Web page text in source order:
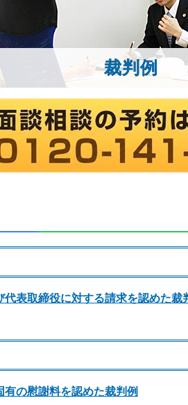
裁判例
代表取締役に対する請求を認めた裁
の慰謝料を認めた裁判例